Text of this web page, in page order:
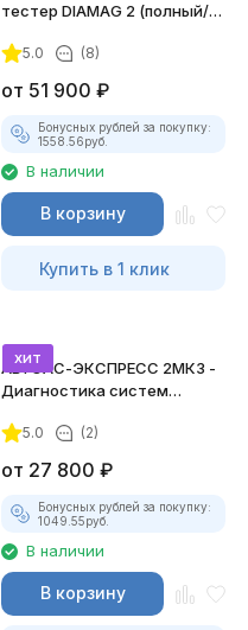
тестер DIAMAG 2 (полный/
5.0 (8)
от 51 900 ₽
Бонусных рублей за покупку:
1558.56руб.
В наличии
В корзину
Купить в 1 клик
хит
АВТОАС-ЭКСПРЕСС 2МК3 -
Диагностика систем
5.0 (2)
от 27 800 ₽
Бонусных рублей за покупку:
1049.55руб.
В наличии
В корзину